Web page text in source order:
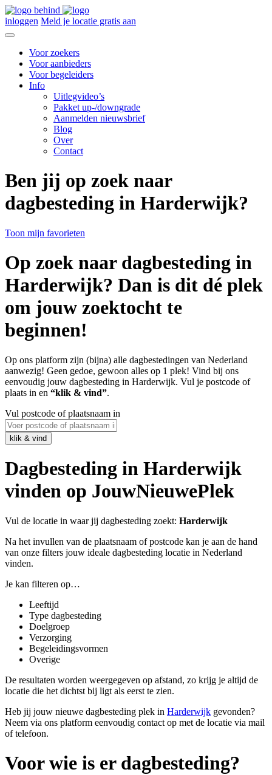
inloggen Meld je locatie gratis aan
Voor zoekers
Voor aanbieders
Voor begeleiders
Info
Uitlegvideo’s
Pakket up-/downgrade
Aanmelden nieuwsbrief
Blog
Over
Contact
Ben jij op zoek naar
dagbesteding in Harderwijk?
Toon mijn favorieten
Op zoek naar dagbesteding in
Harderwijk? Dan is dit dé plek
om jouw zoektocht te
beginnen!
Op ons platform zijn (bijna) alle dagbestedingen van Nederland
aanwezig! Geen gedoe, gewoon alles op 1 plek! Vind bij ons
eenvoudig jouw dagbesteding in Harderwijk. Vul je postcode of
plaats in en “klik & vind”.
Vul postcode of plaatsnaam in
Dagbesteding in Harderwijk
vinden op JouwNieuwePlek
Vul de locatie in waar jij dagbesteding zoekt: Harderwijk
Na het invullen van de plaatsnaam of postcode kan je aan de hand
van onze filters jouw ideale dagbesteding locatie in Nederland
vinden.
Je kan filteren op…
Leeftijd
Type dagbesteding
Doelgroep
Verzorging
Begeleidingsvormen
Overige
De resultaten worden weergegeven op afstand, zo krijg je altijd de
locatie die het dichtst bij ligt als eerst te zien.
Heb jij jouw nieuwe dagbesteding plek in Harderwijk gevonden?
Neem via ons platform eenvoudig contact op met de locatie via mail
of telefoon.
Voor wie is er dagbesteding?